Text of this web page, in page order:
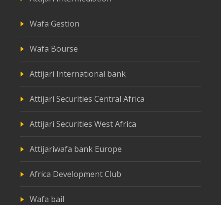
Wafa Gestion
Wafa Bourse
Attijari International bank
Attijari Securities Central Africa
Attijari Securities West Africa
Attijariwafa bank Europe
Africa Development Club
Wafa bail